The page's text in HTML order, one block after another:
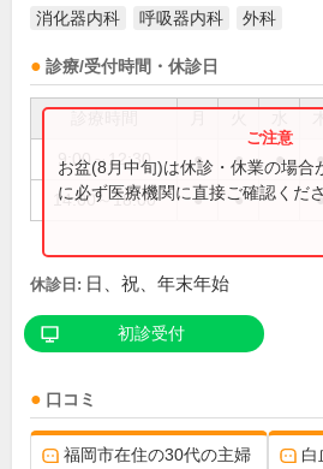
消化器内科 呼吸器内科 外科
診療/受付時間・休診日
9:00～12:30 ● ● ● ●
14:00～18:00 ● ● ●
お盆(8月中旬)は休診・休業の場合
に必ず医療機関に直接ご確認くださ
休診日: 日、祝、年末年始
初診受付
口コミ
福岡市在住の30代の主婦
白